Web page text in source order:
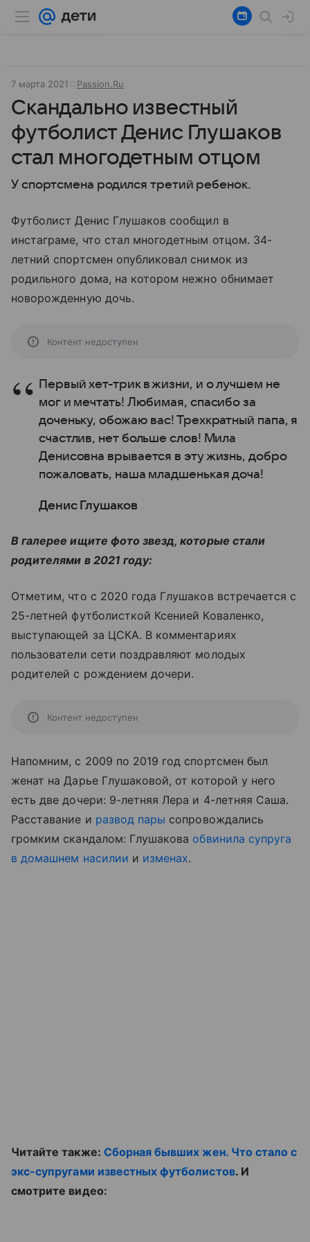
7 марта 2021 Passion.Ru
Скандально известный
футболист Денис Глушаков
стал многодетным отцом
У спортсмена родился третий ребенок.
Футболист Денис Глушаков сообщил в
инстаграме, что стал многодетным отцом. 34-
летний спортсмен опубликовал снимок из
родильного дома, на котором нежно обнимает
новорожденную дочь.
Контент недоступен
Первый хет-трик в жизни, и о лучшем не
мог и мечтать! Любимая, спасибо за
доченьку, обожаю вас! Трехкратный папа, я
счастлив, нет больше слов! Мила
Денисовна врывается в эту жизнь, добро
пожаловать, наша младшенькая доча!
Денис Глушаков
В галерее ищите фото звезд, которые стали
родителями в 2021 году:
Отметим, что с 2020 года Глушаков встречается с
25-летней футболисткой Ксенией Коваленко,
выступающей за ЦСКА. В комментариях
пользователи сети поздравляют молодых
родителей с рождением дочери.
Контент недоступен
Напомним, с 2009 по 2019 год спортсмен был
женат на Дарье Глушаковой, от которой у него
есть две дочери: 9-летняя Лера и 4-летняя Саша.
Расставание и развод пары сопровождались
громким скандалом: Глушакова обвинила супруга
в домашнем насилии и изменах.
Читайте также: Сборная бывших жен. Что стало с
экс-супругами известных футболистов. И
смотрите видео: